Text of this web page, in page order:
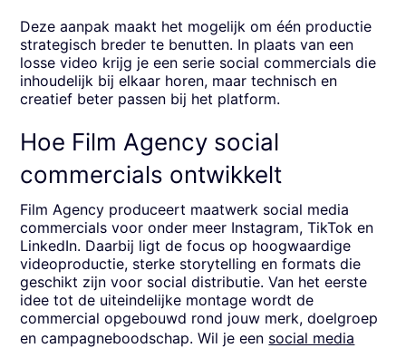
Deze aanpak maakt het mogelijk om één productie
strategisch breder te benutten. In plaats van een
losse video krijg je een serie social commercials die
inhoudelijk bij elkaar horen, maar technisch en
creatief beter passen bij het platform.
Hoe Film Agency social
commercials ontwikkelt
Film Agency produceert maatwerk social media
commercials voor onder meer Instagram, TikTok en
LinkedIn. Daarbij ligt de focus op hoogwaardige
videoproductie, sterke storytelling en formats die
geschikt zijn voor social distributie. Van het eerste
idee tot de uiteindelijke montage wordt de
commercial opgebouwd rond jouw merk, doelgroep
en campagneboodschap. Wil je een social media